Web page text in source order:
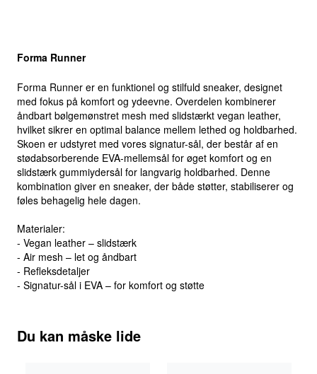
Forma Runner
Forma Runner er en funktionel og stilfuld sneaker, designet
med fokus på komfort og ydeevne. Overdelen kombinerer
åndbart bølgemønstret mesh med slidstærkt vegan leather,
hvilket sikrer en optimal balance mellem lethed og holdbarhed.
Skoen er udstyret med vores signatur-sål, der består af en
stødabsorberende EVA-mellemsål for øget komfort og en
slidstærk gummiydersål for langvarig holdbarhed. Denne
kombination giver en sneaker, der både støtter, stabiliserer og
føles behagelig hele dagen.
Materialer:
- Vegan leather – slidstærk
- Air mesh – let og åndbart
- Refleksdetaljer
- Signatur-sål i EVA – for komfort og støtte
Du kan måske lide